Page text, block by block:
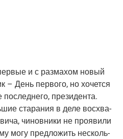
и с раз­ма­хом новый
– День пер­во­го, но хочет­ся
послед­не­го, пре­зи­ден­та.
ста­ра­ния в деле вос­хва­
чинов­ни­ки не про­яви­ли
могу пред­ло­жить несколь­